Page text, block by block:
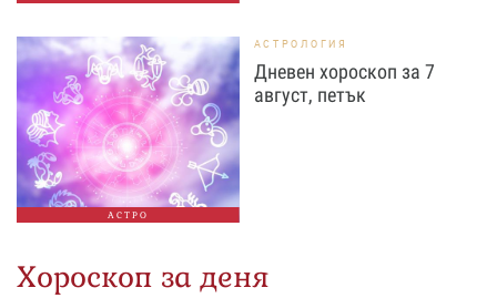
АСТРО
АСТРОЛОГИЯ
Дневен хороскоп за 7
август, петък
Хороскоп за деня